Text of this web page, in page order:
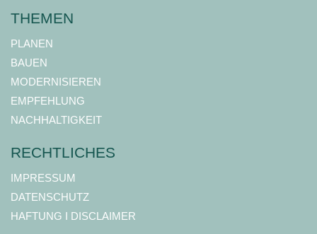
THEMEN
PLANEN
BAUEN
MODERNISIEREN
EMPFEHLUNG
NACHHALTIGKEIT
RECHTLICHES
IMPRESSUM
DATENSCHUTZ
HAFTUNG I DISCLAIMER